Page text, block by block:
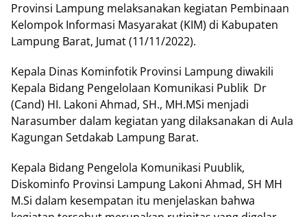
Provinsi Lampung melaksanakan kegiatan Pembinaan
Kelompok Informasi Masyarakat (KIM) di Kabupaten
Lampung Barat, Jumat (11/11/2022).
Kepala Dinas Kominfotik Provinsi Lampung diwakili
Kepala Bidang Pengelolaan Komunikasi Publik Dr
(Cand) HI. Lakoni Ahmad, SH., MH.MSi menjadi
Narasumber dalam kegiatan yang dilaksanakan di Aula
Kagungan Setdakab Lampung Barat.
Kepala Bidang Pengelola Komunikasi Puublik,
Diskominfo Provinsi Lampung Lakoni Ahmad, SH MH
M.Si dalam kesempatan itu menjelaskan bahwa